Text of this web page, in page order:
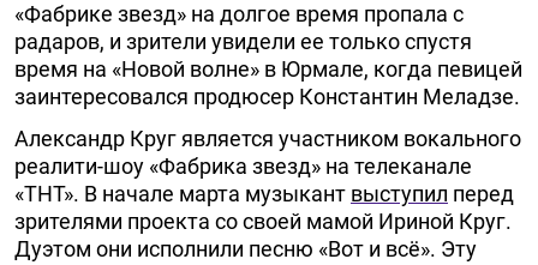
«Фабрике звезд» на долгое время пропала с
радаров, и зрители увидели ее только спустя
время на «Новой волне» в Юрмале, когда певицей
заинтересовался продюсер Константин Меладзе.
Александр Круг является участником вокального
реалити-шоу «Фабрика звезд» на телеканале
«ТНТ». В начале марта музыкант выступил перед
зрителями проекта со своей мамой Ириной Круг.
Дуэтом они исполнили песню «Вот и всё». Эту